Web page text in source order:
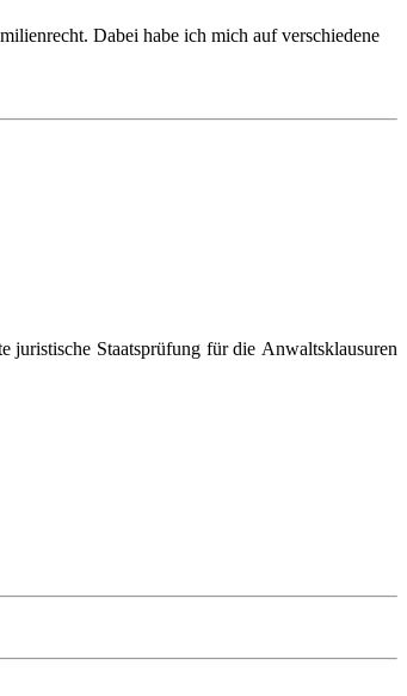
Dabei habe ich mich auf verschiedene
juristische Staatsprüfung für die Anwaltsklausuren